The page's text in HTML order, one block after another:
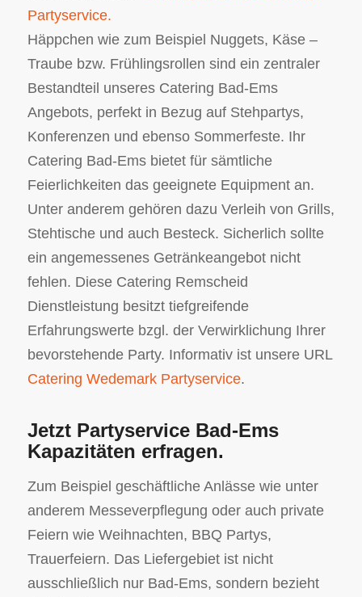
Partyservice.
Häppchen wie zum Beispiel Nuggets, Käse –
Traube bzw. Frühlingsrollen sind ein zentraler
Bestandteil unseres Catering Bad-Ems
Angebots, perfekt in Bezug auf Stehpartys,
Konferenzen und ebenso Sommerfeste. Ihr
Catering Bad-Ems bietet für sämtliche
Feierlichkeiten das geeignete Equipment an.
Unter anderem gehören dazu Verleih von Grills,
Stehtische und auch Besteck. Sicherlich sollte
ein angemessenes Getränkeangebot nicht
fehlen. Diese Catering Remscheid
Dienstleistung besitzt tiefgreifende
Erfahrungswerte bzgl. der Verwirklichung Ihrer
bevorstehende Party. Informativ ist unsere URL
Catering Wedemark Partyservice.
Jetzt Partyservice Bad-Ems
Kapazitäten erfragen.
Zum Beispiel geschäftliche Anlässe wie unter
anderem Messeverpflegung oder auch private
Feiern wie Weihnachten, BBQ Partys,
Trauerfeiern. Das Liefergebiet ist nicht
ausschließlich nur Bad-Ems, sondern bezieht